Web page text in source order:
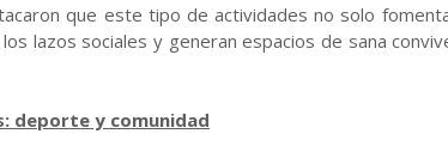
que este tipo de actividades no solo
lazos sociales y generan espacios de sana
deporte y comunidad